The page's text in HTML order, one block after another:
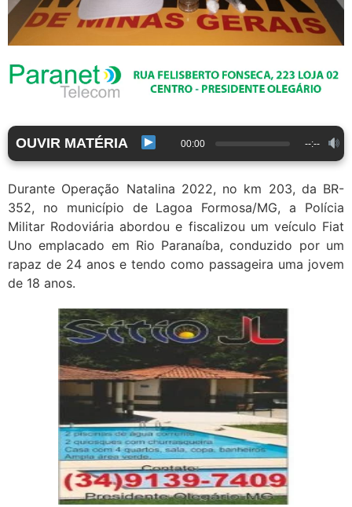
OUVIR MATÉRIA 00:00 --:--
Durante Operação Natalina 2022, no km 203, da BR-
352, no município de Lagoa Formosa/MG, a Polícia
Militar Rodoviária abordou e fiscalizou um veículo Fiat
Uno emplacado em Rio Paranaíba, conduzido por um
rapaz de 24 anos e tendo como passageira uma jovem
de 18 anos.